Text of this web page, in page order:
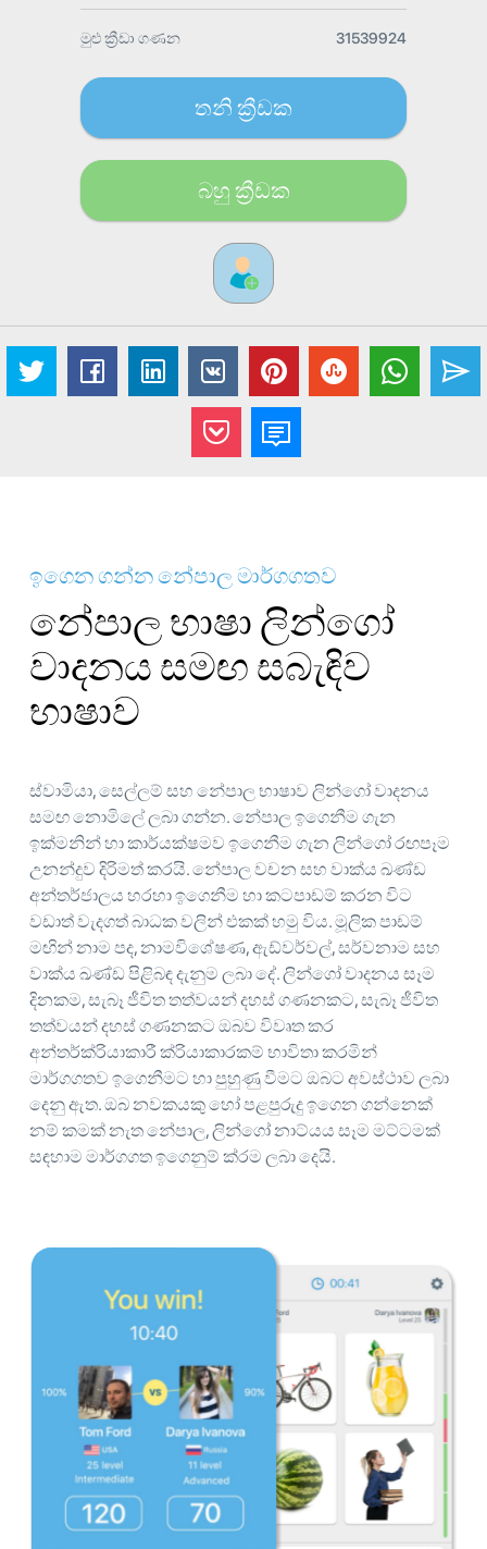
මුළු ක්‍රීඩා ගණන 31539924
තනි ක්‍රීඩක
බහු ක්‍රීඩක​
ඉගෙන ගන්න නේපාල මාර්ගගතව
නේපාල භාෂා ලින්ගෝ
වාදනය සමඟ සබැඳිව
භාෂාව
ස්වාමියා, සෙල්ලම් සහ නේපාල භාෂාව ලින්ගෝ වාදනය
සමඟ නොමිලේ ලබා ගන්න. නේපාල ඉගෙනීම ගැන
ඉක්මනින් හා කාර්යක්ෂමව ඉගෙනීම ගැන ලින්ගෝ රඟපෑම
උනන්දුව දිරිමත් කරයි. නේපාල වචන සහ වාක්ය ඛණ්ඩ
අන්තර්ජාලය හරහා ඉගෙනීම හා කටපාඩම් කරන විට
වඩාත් වැදගත් බාධක වලින් එකක් හමු විය. මූලික පාඩම්
මඟින් නාම පද, නාමවිශේෂණ, ඇඩ්වර්වල්, සර්වනාම සහ
වාක්ය ඛණ්ඩ පිළිබඳ දැනුම ලබා දේ. ලින්ගෝ වාදනය සෑම
දිනකම, සැබෑ ජීවිත තත්වයන් දහස් ගණනකට, සැබෑ ජීවිත
තත්වයන් දහස් ගණනකට ඔබව විවෘත කර
අන්තර්ක්රියාකාරී ක්රියාකාරකම් භාවිතා කරමින්
මාර්ගගතව ඉගෙනීමට හා පුහුණු වීමට ඔබට අවස්ථාව ලබා
දෙනු ඇත. ඔබ නවකයකු හෝ පළපුරුදු ඉගෙන ගන්නෙක්
නම් කමක් නැත නේපාල, ලින්ගෝ නාට්යය සෑම මට්ටමක්
සඳහාම මාර්ගගත ඉගෙනුම් ක්රම ලබා දෙයි.